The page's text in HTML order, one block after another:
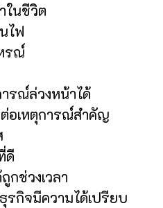
ในชีวิต
ไฟ
รณ์
รณ์ล่วงหน้าได้
ต่อเหตุการณ์สำคัญ
ดี
กช่วงเวลา
รกิจมีความได้เปรียบ